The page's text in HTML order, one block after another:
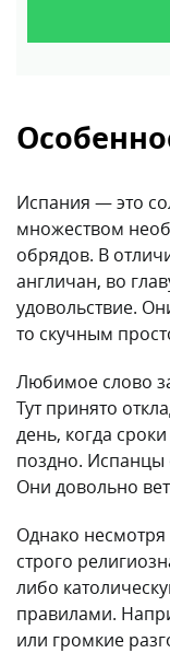
Испания — это
множеством
обрядов. В
англичан, во
удовольствие.
то скучным
Любимое слово
Тут принято
день, когда
поздно. Испанцы
Они довольно
Однако несмотря
строго
либо
правилами.
или громкие